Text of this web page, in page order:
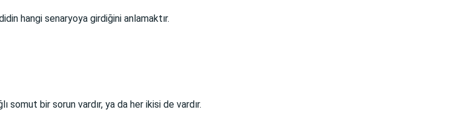
hangi senaryoya girdiğini anlamaktır.
somut bir sorun vardır, ya da her ikisi de vardır.